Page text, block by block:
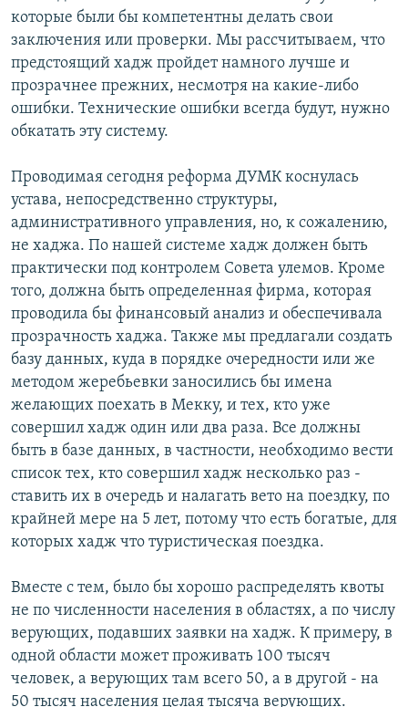
которые были бы компетентны делать свои
заключения или проверки. Мы рассчитываем, что
предстоящий хадж пройдет намного лучше и
прозрачнее прежних, несмотря на какие-либо
ошибки. Технические ошибки всегда будут, нужно
обкатать эту систему.
Проводимая сегодня реформа ДУМК коснулась
устава, непосредственно структуры,
административного управления, но, к сожалению,
не хаджа. По нашей системе хадж должен быть
практически под контролем Совета улемов. Кроме
того, должна быть определенная фирма, которая
проводила бы финансовый анализ и обеспечивала
прозрачность хаджа. Также мы предлагали создать
базу данных, куда в порядке очередности или же
методом жеребьевки заносились бы имена
желающих поехать в Мекку, и тех, кто уже
совершил хадж один или два раза. Все должны
быть в базе данных, в частности, необходимо вести
список тех, кто совершил хадж несколько раз -
ставить их в очередь и налагать вето на поездку, по
крайней мере на 5 лет, потому что есть богатые, для
которых хадж что туристическая поездка.
Вместе с тем, было бы хорошо распределять квоты
не по численности населения в областях, а по числу
верующих, подавших заявки на хадж. К примеру, в
одной области может проживать 100 тысяч
человек, а верующих там всего 50, а в другой - на
50 тысяч населения целая тысяча верующих.